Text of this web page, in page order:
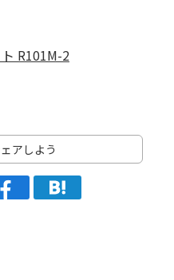
R101M-2
アしよう